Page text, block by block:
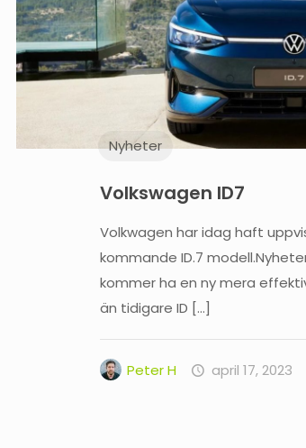
Nyheter
Volkswagen ID7
Volkwagen har idag haft
kommande ID.7
kommer ha en ny mera
än tidigare ID […]
Peter H april 17, 2023